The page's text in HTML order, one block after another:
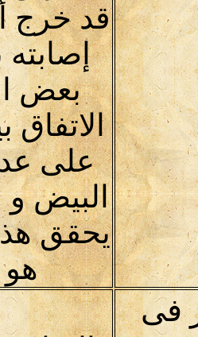
قد خرج
بعض
الاتفاق
على
البيض و
يحقق
هو
فى